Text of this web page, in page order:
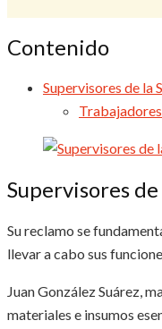
Contenido
Supervisores de la
Supervisores de
Su reclamo se
llevar a cabo sus
Juan González Suárez,
materiales e insumos